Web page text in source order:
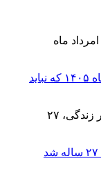
دو نکته مهم در تحلیل نرخ تورم امرداد ماه ۱۴۰۵ که نباید